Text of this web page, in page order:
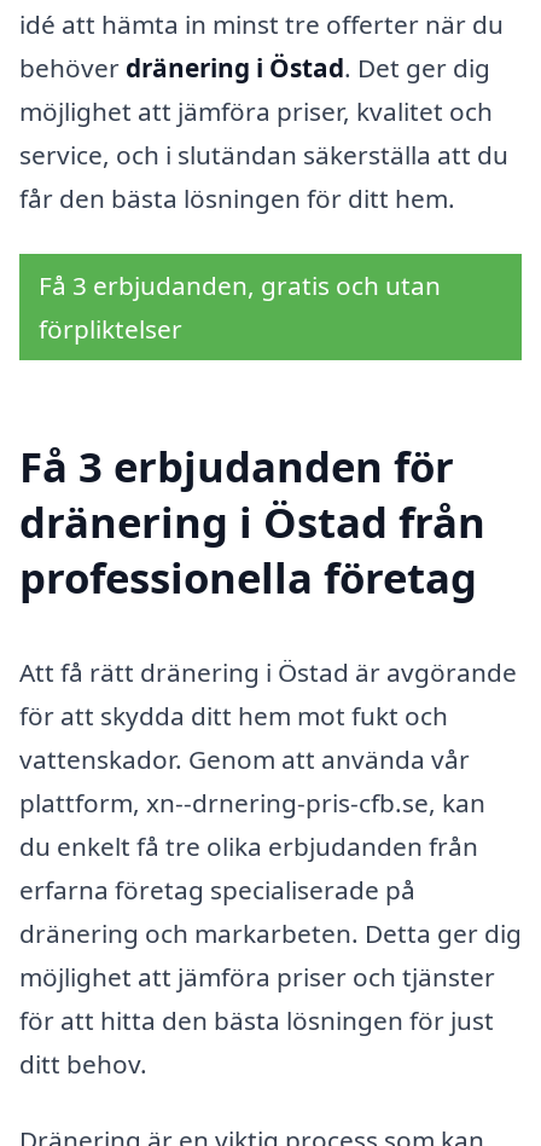
idé att hämta in minst tre offerter när du
behöver dränering i Östad. Det ger dig
möjlighet att jämföra priser, kvalitet och
service, och i slutändan säkerställa att du
får den bästa lösningen för ditt hem.
Få 3 erbjudanden, gratis och utan
förpliktelser
Få 3 erbjudanden för
dränering i Östad från
professionella företag
Att få rätt dränering i Östad är avgörande
för att skydda ditt hem mot fukt och
vattenskador. Genom att använda vår
plattform, xn--drnering-pris-cfb.se, kan
du enkelt få tre olika erbjudanden från
erfarna företag specialiserade på
dränering och markarbeten. Detta ger dig
möjlighet att jämföra priser och tjänster
för att hitta den bästa lösningen för just
ditt behov.